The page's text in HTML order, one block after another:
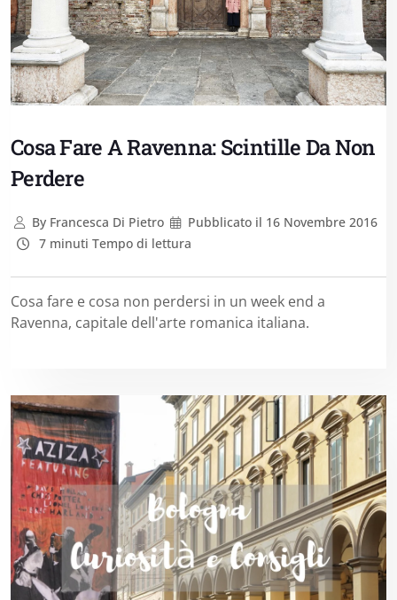
Cosa Fare A Ravenna: Scintille Da Non
Perdere
ByFrancesca Di Pietro Pubblicato il 16 Novembre 2016
7 minuti Tempo di lettura
Cosa fare e cosa non perdersi in un week end a
Ravenna, capitale dell'arte romanica italiana.